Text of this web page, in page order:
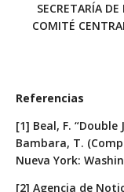
SECRETARÍA
COMITÉ
Referencias
[1] Beal, F. “Double
Bambara, T.
Nueva York:
[2] Agencia de